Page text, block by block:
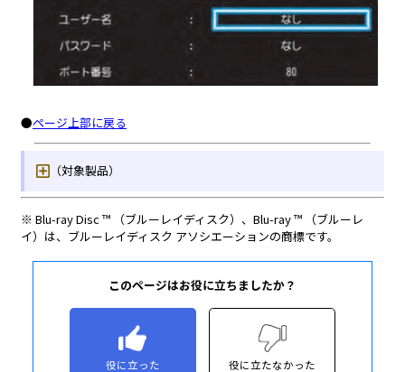
このページはお役に立ちましたか？
役に立った 役に立たなかった